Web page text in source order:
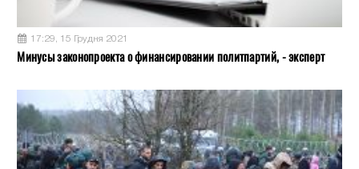
17:29, 15 Грудня 2021
Минусы законопроекта о финансировании политпартий, - эксперт